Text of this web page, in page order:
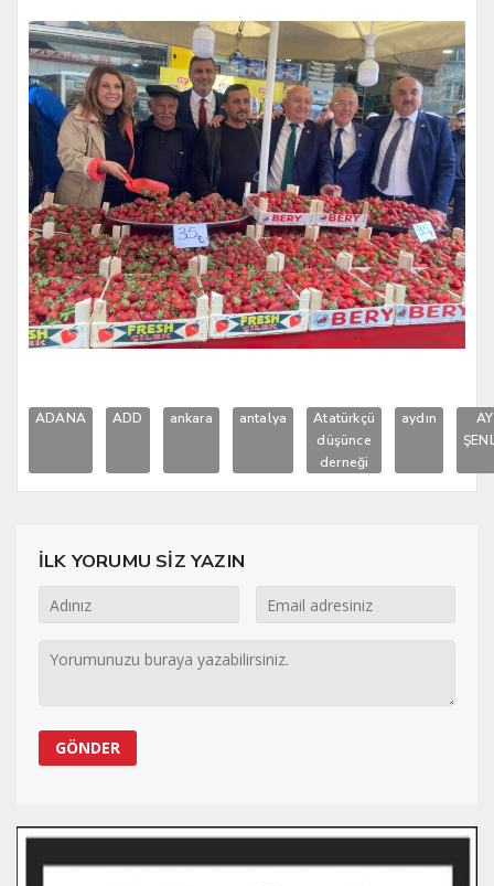
ADANA ADD ankara antalya
Atatürkçü
düşünce
derneği
aydın
İLK YORUMU SİZ YAZIN